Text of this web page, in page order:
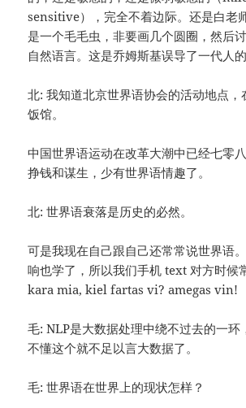
sensitive），完全不着边际。还是白老
是一个毛毛虫，非要画几个圆圈，然后
自然语言。这是乔姆斯基误导了一代人
北: 我知道北京世界语协会的活动地点，
饭馆。
中国世界语运动在改革大潮中已经七零
挣钱和谋生，少有世界语情趣了。
北: 世界语衰落是历史的必然。
可是我现在自己跟自己还常常说世界语
响也学了，所以我们手机 text 对方时候
kara mia, kiel fartas vi? amegas vin!
毛: NLP是大数据处理中绕不过去的一环
不懂这个就不足以言大数据了。
毛: 世界语在世界上的现状怎样？